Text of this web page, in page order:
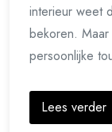
interieur weet
bekoren.
persoonlijke
Lees verder